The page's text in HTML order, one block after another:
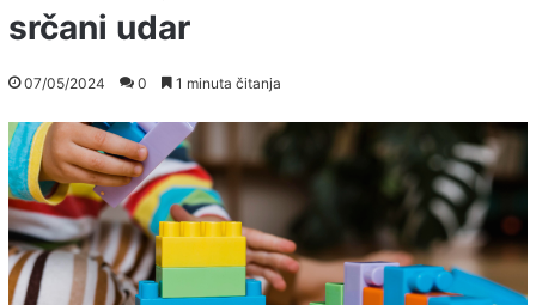
srčani udar
07/05/2024 0 1 minuta čitanja